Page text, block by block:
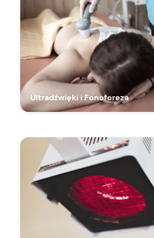
Ultradźwięki i Fonoforeza